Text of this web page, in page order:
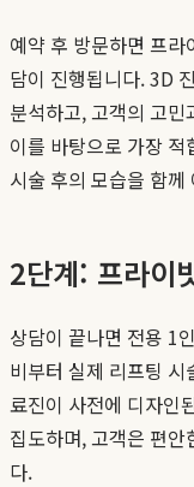
예약 후 방문하면 프
담이 진행됩니다. 3D
분석하고, 고객의 고
이를 바탕으로 가장
시술 후의 모습을 함께
2단계: 프라이
상담이 끝나면 전용 1
비부터 실제 리프팅
료진이 사전에 디자인
집도하며, 고객은 편
다.